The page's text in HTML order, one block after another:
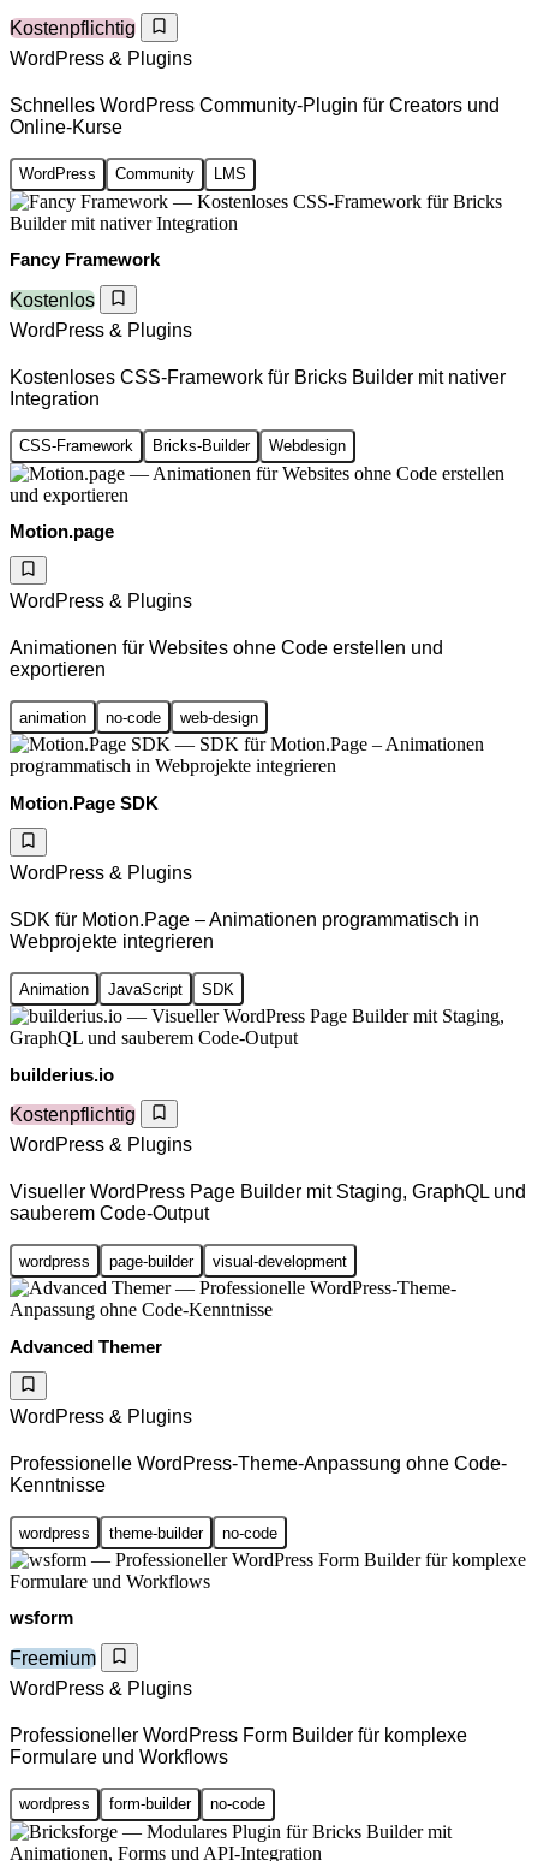
Kostenpflichtig
WordPress & Plugins
Schnelles WordPress Community-Plugin für Creators und
Online-Kurse
WordPress Community LMS
Fancy Framework
Kostenlos
WordPress & Plugins
Kostenloses CSS-Framework für Bricks Builder mit nativer
Integration
CSS-Framework Bricks-Builder Webdesign
Motion.page
WordPress & Plugins
Animationen für Websites ohne Code erstellen und
exportieren
animation no-code web-design
Motion.Page SDK
WordPress & Plugins
SDK für Motion.Page – Animationen programmatisch in
Webprojekte integrieren
Animation JavaScript SDK
builderius.io
Kostenpflichtig
WordPress & Plugins
Visueller WordPress Page Builder mit Staging, GraphQL und
sauberem Code-Output
wordpress page-builder visual-development
Advanced Themer
WordPress & Plugins
Professionelle WordPress-Theme-Anpassung ohne Code-
Kenntnisse
wordpress theme-builder no-code
wsform
Freemium
WordPress & Plugins
Professioneller WordPress Form Builder für komplexe
Formulare und Workflows
wordpress form-builder no-code